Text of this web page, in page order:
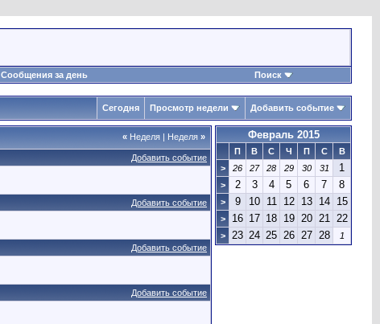
Сообщения за день Поиск
Сегодня Просмотр недели Добавить событие
« Неделя | Неделя »
Добавить событие
Добавить событие
Добавить событие
Добавить событие
Февраль 2015
П В С Ч П С
В
>
26 27 28 29 30 31 1
> 2 3 4 5 6 7 8
> 9 10 11 12 13 14 15
> 16 17 18 19 20 21 22
> 23 24 25 26 27 28 1